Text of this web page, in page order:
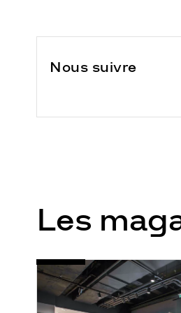
Nous suivre
Les
Opticien
Nice
-
Voir
la
fiche